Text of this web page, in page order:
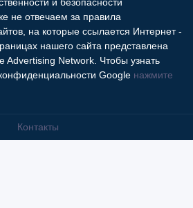
не отвечаем за правила
на которые ссылается Интернет -
нашего сайта представлена
Advertising Network. Чтобы узнать
Google нажмите
Контакты